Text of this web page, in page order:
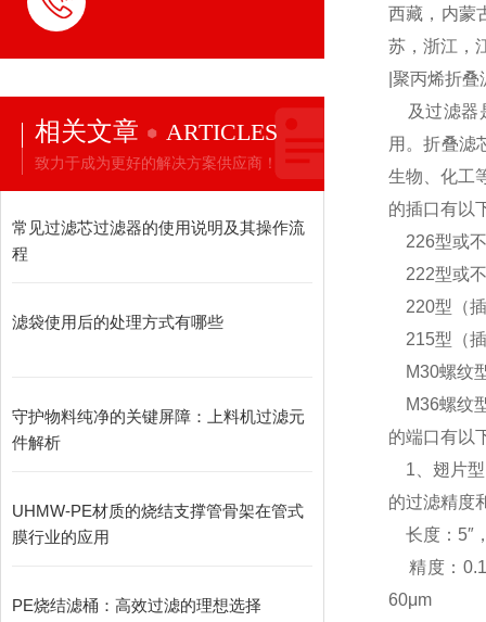
相关文章 ARTICLES
致力于成为更好的解决方案供应商！
常见过滤芯过滤器的使用说明及其操作流
程
滤袋使用后的处理方式有哪些
守护物料纯净的关键屏障：上料机过滤元
件解析
UHMW-PE材质的烧结支撑管骨架在管式
膜行业的应用
PE烧结滤桶：高效过滤的理想选择
西藏，内蒙
苏，浙江，
|聚丙烯折
及过滤器
用。折叠滤
生物、化工
的插口有以
226型或不
222型或不
220型（插
215型（插
M30螺纹
M36螺纹
的端口有以
1、翅片
的过滤精度
长度：5″
精度：
60μm